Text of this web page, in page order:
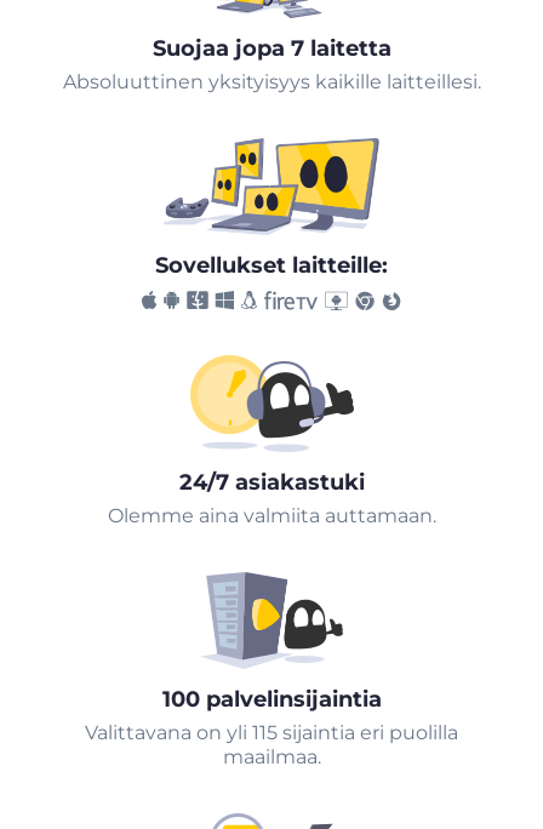
Suojaa jopa 7 laitetta
Absoluuttinen yksityisyys kaikille laitteillesi.
Sovellukset laitteille:
24/7 asiakastuki
Olemme aina valmiita auttamaan.
100 palvelinsijaintia
Valittavana on yli 115 sijaintia eri puolilla
maailmaa.